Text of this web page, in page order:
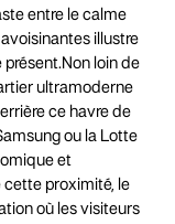
entre le calme
illustre
présent.Non loin de
ultramoderne
ce havre de
ou la Lotte
et
cette proximité, le
où les visiteurs